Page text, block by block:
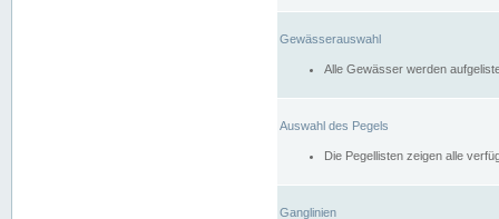
Gewässerauswahl
Alle Gewässer werden
Auswahl des Pegels
Die Pegellisten zeigen alle
Ganglinien